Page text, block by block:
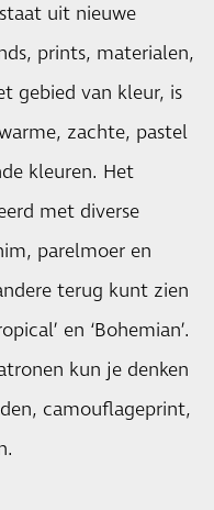
uit nieuwe
prints, materialen,
gebied van kleur, is
zachte, pastel
kleuren. Het
met diverse
parelmoer en
terug kunt zien
en ‘Bohemian’.
kun je denken
camouflageprint,